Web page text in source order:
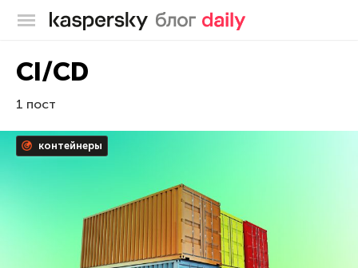
Блог Касперского
CI/CD
1 пост
контейнеры